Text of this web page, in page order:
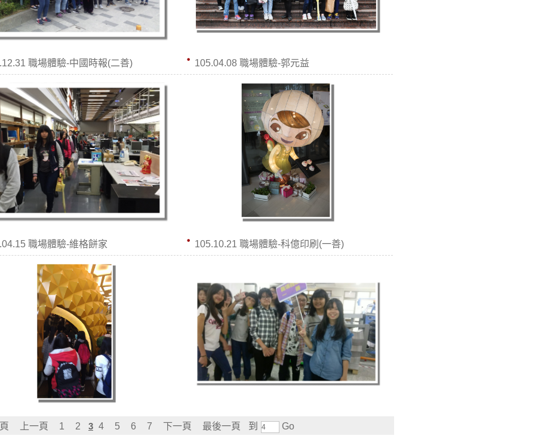
職場體驗-中國時報(二善) 105.04.08 職場體驗-郭元益
職場體驗-維格餅家 105.10.21 職場體驗-科億印刷(一善)
上一頁 1 2 3 4 5 6 7 下一頁 最後一頁 到 Go